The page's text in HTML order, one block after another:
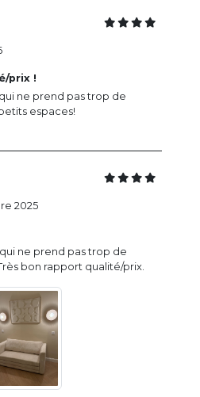
prix !
ne prend pas trop de
espaces!
ne prend pas trop de
bon rapport qualité/prix.
2025